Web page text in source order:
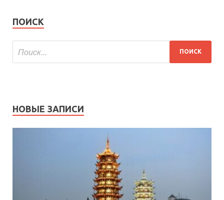
ПОИСК
НОВЫЕ ЗАПИСИ